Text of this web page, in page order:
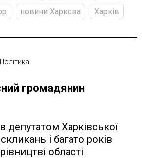
новини Харкова Харків
Політика
громадянин
депутатом Харківської
і багато років
області